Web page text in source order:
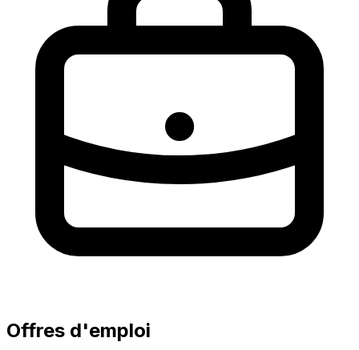
Offres d'emploi